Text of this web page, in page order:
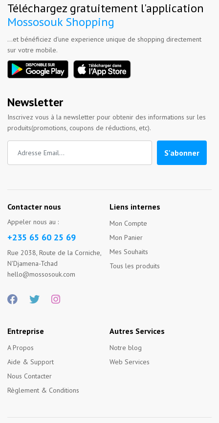
Téléchargez gratuitement l'application
Mossosouk Shopping
...et bénéficiez d'une experience unique de shopping directement
sur votre mobile.
Newsletter
Inscrivez vous à la newsletter pour obtenir des informations sur les
produits(promotions, coupons de réductions, etc).
S'abonner
Contacter nous
Appeler nous au :
+235 65 60 25 69
Rue 2038, Route de la Corniche,
N'Djamena-Tchad
hello@mossosouk.com
Liens internes
Mon Compte
Mon Panier
Mes Souhaits
Tous les produits
Entreprise
A Propos
Aide & Support
Nous Contacter
Règlement & Conditions
Autres Services
Notre blog
Web Services